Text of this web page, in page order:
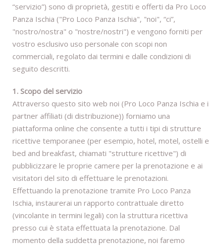
“servizio”) sono di proprietà, gestiti e offerti da Pro Loco
Panza Ischia ("Pro Loco Panza Ischia", "noi", “ci”,
"nostro/nostra" o "nostre/nostri") e vengono forniti per
vostro esclusivo uso personale con scopi non
commerciali, regolato dai termini e dalle condizioni di
seguito descritti.
1. Scopo del servizio
Attraverso questo sito web noi (Pro Loco Panza Ischia e i
partner affiliati (di distribuzione)) forniamo una
piattaforma online che consente a tutti i tipi di strutture
ricettive temporanee (per esempio, hotel, motel, ostelli e
bed and breakfast, chiamati "strutture ricettive") di
pubblicizzare le proprie camere per la prenotazione e ai
visitatori del sito di effettuare le prenotazioni.
Effettuando la prenotazione tramite Pro Loco Panza
Ischia, instaurerai un rapporto contrattuale diretto
(vincolante in termini legali) con la struttura ricettiva
presso cui è stata effettuata la prenotazione. Dal
momento della suddetta prenotazione, noi faremo